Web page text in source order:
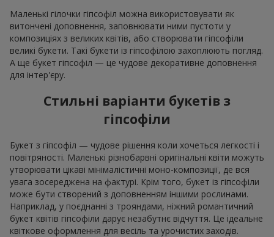
Маленькі гілочки гіпсофіл можна використовувати як
витончені доповнення, заповнювати ними пустоти у
композиціях з великих квітів, або створювати гіпсофіли
великі букети. Такі букети із гіпсофілою захоплюють погляд.
А ще букет гіпсофіл — це чудове декоративне доповнення
для інтер'єру.
Стильні варіанти букетів з
гіпсофіли
Букет з гіпсофіл — чудове рішення коли хочеться легкості і
повітряності. Маленькі різнобарвні оригінальні квіти можуть
утворювати цікаві мінімалістичні моно-композиції, де вся
увага зосереджена на фактурі. Крім того, букет із гіпсофіли
може бути створений з доповненням іншими рослинами.
Наприклад, у поєднанні з трояндами, ніжний романтичний
букет квітів гіпсофіли дарує незабутнє відчуття. Це ідеальне
квіткове оформлення для весіль та урочистих заходів.